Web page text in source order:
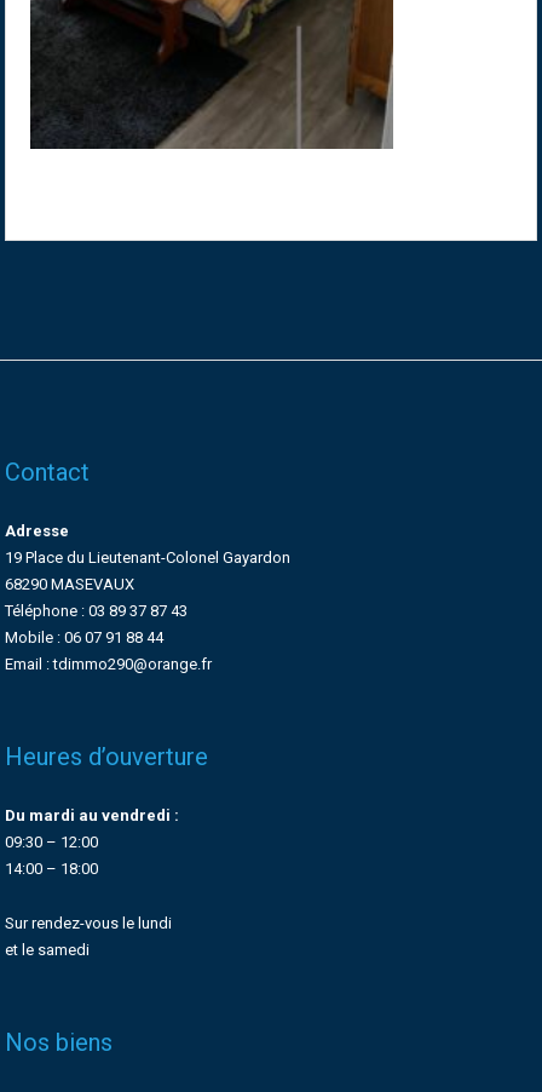
Contact
Adresse
19 Place du Lieutenant-Colonel Gayardon
68290 MASEVAUX
Téléphone : 03 89 37 87 43
Mobile : 06 07 91 88 44
Email : tdimmo290@orange.fr
Heures d’ouverture
Du mardi au vendredi :
09:30 – 12:00
14:00 – 18:00
Sur rendez-vous le lundi
et le samedi
Nos biens